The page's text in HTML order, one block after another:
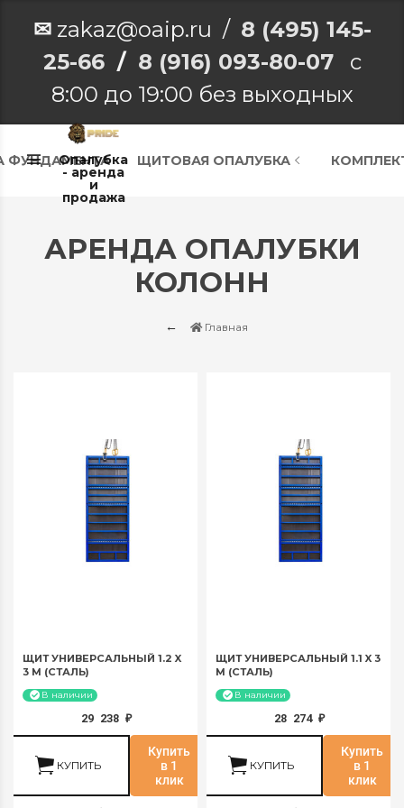
✉zakaz@oaip.ru / 8 (495) 145-
25-66/ 8 (916) 093-80-07с
8:00 до 19:00 без выходных
Опалубка
- аренда
и
продажа
ФУНДАМЕНТА ЩИТОВАЯ ОПАЛУБКА
АРЕНДА ОПАЛУБКИ
КОЛОНН
Главная
ЩИТ УНИВЕРСАЛЬНЫЙ 1.2 X
3 М (СТАЛЬ)
В наличии
29 238 ₽
КУПИТЬ
Купить
в 1
клик
ЩИТ УНИВЕРСАЛЬНЫЙ 1.1 X 3
М (СТАЛЬ)
В наличии
28 274 ₽
КУПИТЬ
Купить
в 1
клик